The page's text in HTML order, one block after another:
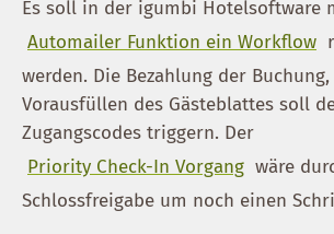
Es soll in der igumbi Hotelsoftware
Automailer Funktion ein Workflow
werden. Die Bezahlung der Buchung,
Vorausfüllen des Gästeblattes soll
Zugangscodes triggern. Der
Priority Check-In Vorgang wäre
Schlossfreigabe um noch einen